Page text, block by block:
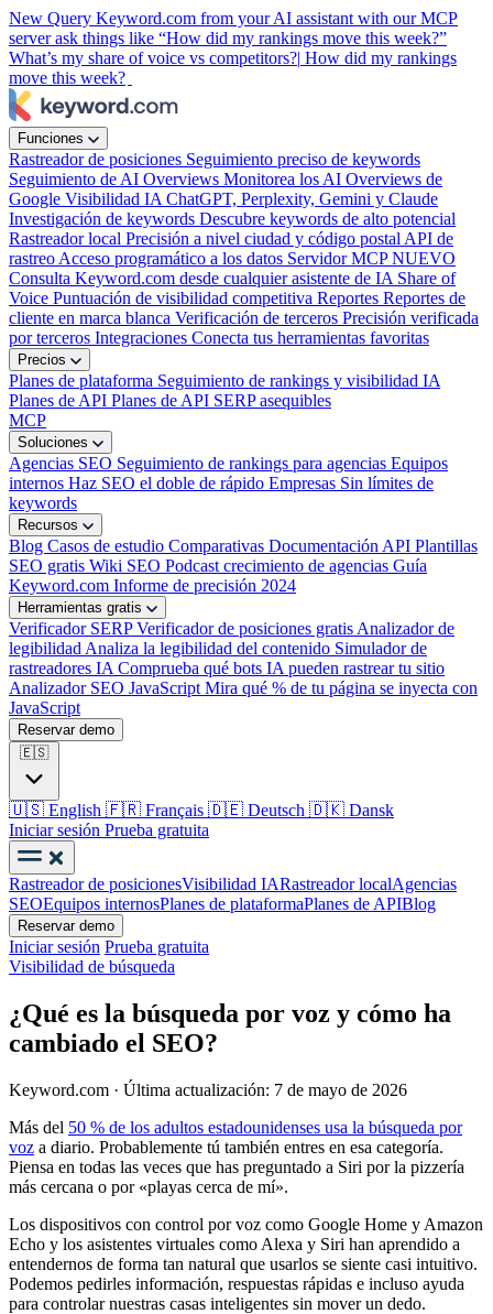
New Query Keyword.com from your AI assistant with our MCP
server ask things like “How did my rankings move this week?”
What’s my share of voice vs competitors?| How did my rankings
move this week?
Funciones
Rastreador de posiciones Seguimiento preciso de keywords
Seguimiento de AI Overviews Monitorea los AI Overviews de
Google Visibilidad IA ChatGPT, Perplexity, Gemini y Claude
Investigación de keywords Descubre keywords de alto potencial
Rastreador local Precisión a nivel ciudad y código postal API de
rastreo Acceso programático a los datos Servidor MCPNUEVO
Consulta Keyword.com desde cualquier asistente de IA Share of
Voice Puntuación de visibilidad competitiva Reportes Reportes de
cliente en marca blanca Verificación de terceros Precisión verificada
por terceros Integraciones Conecta tus herramientas favoritas
Precios
Planes de plataforma Seguimiento de rankings y visibilidad IA
Planes de API Planes de API SERP asequibles
MCP
Soluciones
Agencias SEO Seguimiento de rankings para agencias Equipos
internos Haz SEO el doble de rápido Empresas Sin límites de
keywords
Recursos
Blog Casos de estudio Comparativas Documentación API Plantillas
SEO gratis Wiki SEO Podcast crecimiento de agencias Guía
Keyword.com Informe de precisión 2024
Herramientas gratis
Verificador SERPVerificador de posiciones gratis Analizador de
legibilidad Analiza la legibilidad del contenido Simulador de
rastreadores IA Comprueba qué bots IA pueden rastrear tu sitio
Analizador SEO JavaScript Mira qué % de tu página se inyecta con
JavaScript
Reservar demo
🇪🇸
🇺🇸 English 🇫🇷 Français 🇩🇪 Deutsch 🇩🇰 Dansk
Iniciar sesión Prueba gratuita
Rastreador de posicionesVisibilidad IARastreador localAgencias
SEOEquipos internosPlanes de plataformaPlanes de APIBlog
Reservar demo
Iniciar sesión Prueba gratuita
Visibilidad de búsqueda
¿Qué es la búsqueda por voz y cómo ha
cambiado el SEO?
Keyword.com · Última actualización: 7 de mayo de 2026
Más del 50 % de los adultos estadounidenses usa la búsqueda por
voz a diario. Probablemente tú también entres en esa categoría.
Piensa en todas las veces que has preguntado a Siri por la pizzería
más cercana o por «playas cerca de mí».
Los dispositivos con control por voz como Google Home y Amazon
Echo y los asistentes virtuales como Alexa y Siri han aprendido a
entendernos de forma tan natural que usarlos se siente casi intuitivo.
Podemos pedirles información, respuestas rápidas e incluso ayuda
para controlar nuestras casas inteligentes sin mover un dedo.